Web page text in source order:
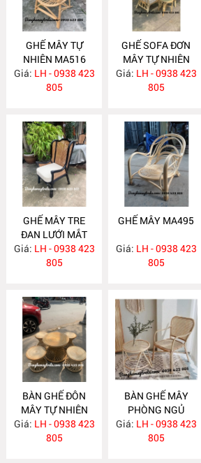
GHẾ MÂY TỰ
NHIÊN MA516
Giá: LH - 0938 423
805
GHẾ SOFA ĐƠN
MÂY TỰ NHIÊN
MA515
Giá: LH - 0938 423
805
GHẾ MÂY TRE
ĐAN LƯỚI MẮT
CÁO MA496
Giá: LH - 0938 423
805
GHẾ MÂY MA495
Giá: LH - 0938 423
805
BÀN GHẾ ĐÔN
MÂY TỰ NHIÊN
MA482
Giá: LH - 0938 423
805
BÀN GHẾ MÂY
PHÒNG NGỦ
MA479
Giá: LH - 0938 423
805